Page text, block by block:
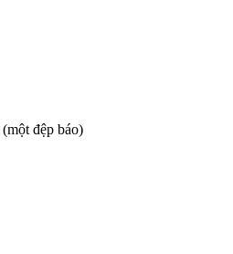
(một đệp báo)